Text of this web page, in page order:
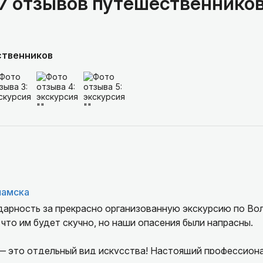
за прекрасно организованную экскурсию по
им будет скучно, но наши опасения были напрасны.
это отдельный вид искусства! Настоящий